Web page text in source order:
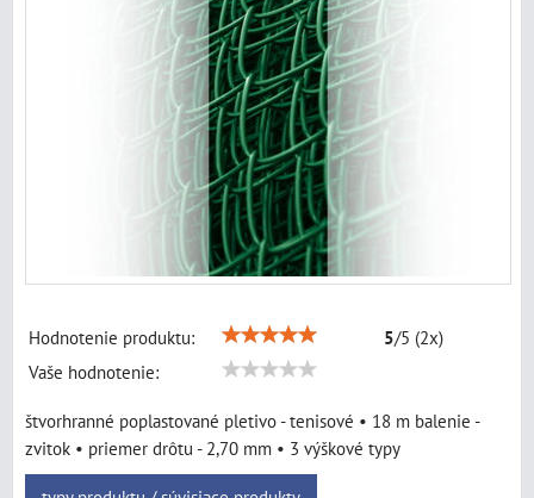
Hodnotenie produktu: 5/5 (2x)
Vaše hodnotenie:
štvorhranné poplastované pletivo - tenisové • 18 m balenie -
zvitok • priemer drôtu - 2,70 mm • 3 výškové typy